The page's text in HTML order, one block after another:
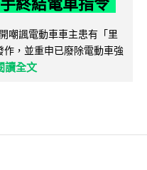
嘲諷電動車車主患有「里
，並重申已廢除電動車強
讀全文